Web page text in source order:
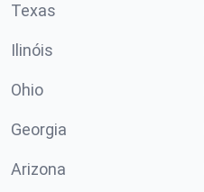
Texas
Ilinóis
Ohio
Georgia
Arizona